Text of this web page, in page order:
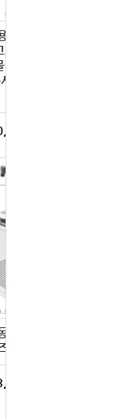
도 안전 초저온
(백신, 바이러스,
, Bio물질, DNA,
료등을 안전 보관
원
결 건조기, 컴팩트
, 터치식 컨트롤러
원